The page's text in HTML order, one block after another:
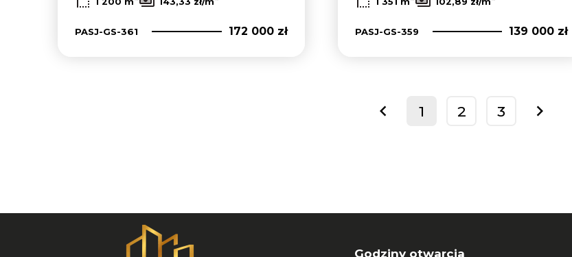
PASJ-GS-361 172 000 zł PASJ-GS-359 139 000 zł
prev
1 2 3
next
Godziny otwarcia